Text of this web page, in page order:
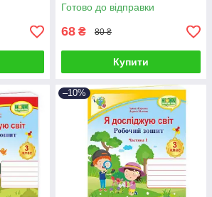
Готово до відправки
68 ₴ 80 ₴
Купити
–10%